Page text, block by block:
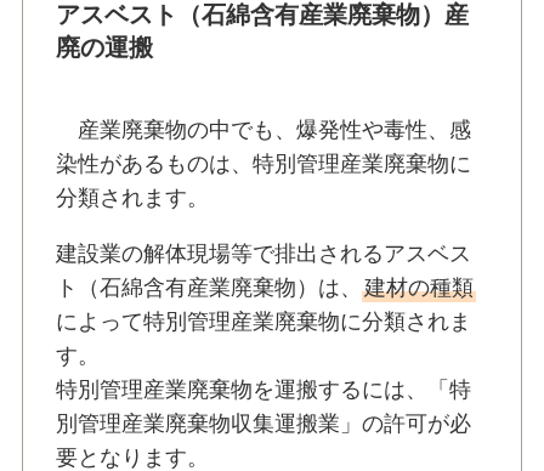
アスベスト（石綿含有産業廃棄物）産
廃の運搬
産業廃棄物の中でも、爆発性や毒性、感
染性があるものは、特別管理産業廃棄物に
分類されます。
建設業の解体現場等で排出されるアスベス
ト（石綿含有産業廃棄物）は、 建材の種類
によって特別管理産業廃棄物に分類されま
す。
特別管理産業廃棄物を運搬するには、「特
別管理産業廃棄物収集運搬業」の許可が必
要となります。